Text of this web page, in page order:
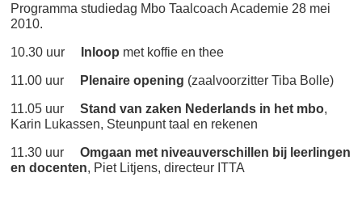
Programma studiedag Mbo Taalcoach Academie 28 mei
2010.
10.30 uur Inloop met koffie en thee
11.00 uur Plenaire opening (zaalvoorzitter Tiba Bolle)
11.05 uurStand van zaken Nederlands in het mbo,
Karin Lukassen, Steunpunt taal en rekenen
11.30 uurOmgaan met niveauverschillen bij leerlingen
en docenten, Piet Litjens, directeur ITTA